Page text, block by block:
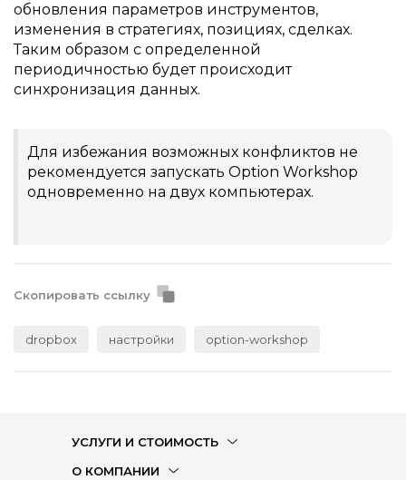
обновления параметров инструментов,
изменения в стратегиях, позициях, сделках.
Таким образом с определенной
периодичностью будет происходит
синхронизация данных.
Для избежания возможных конфликтов не
рекомендуется запускать Option Workshop
одновременно на двух компьютерах.
Скопировать ссылку
dropbox настройки option-workshop
УСЛУГИ И СТОИМОСТЬ
О КОМПАНИИ